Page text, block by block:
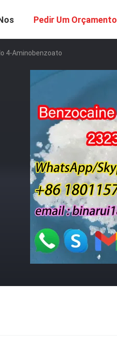
Pedir Um Orçamento
4-Aminobenzoato